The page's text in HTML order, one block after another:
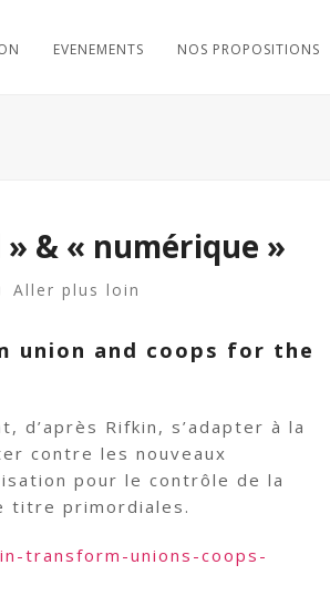
EVENEMENTS NOS PROPOSITIONS
& « numérique »
Aller plus loin
union and coops for the
d’après Rifkin, s’adapter à la
contre les nouveaux
pour le contrôle de la
titre primordiales.
transform-unions-coops-